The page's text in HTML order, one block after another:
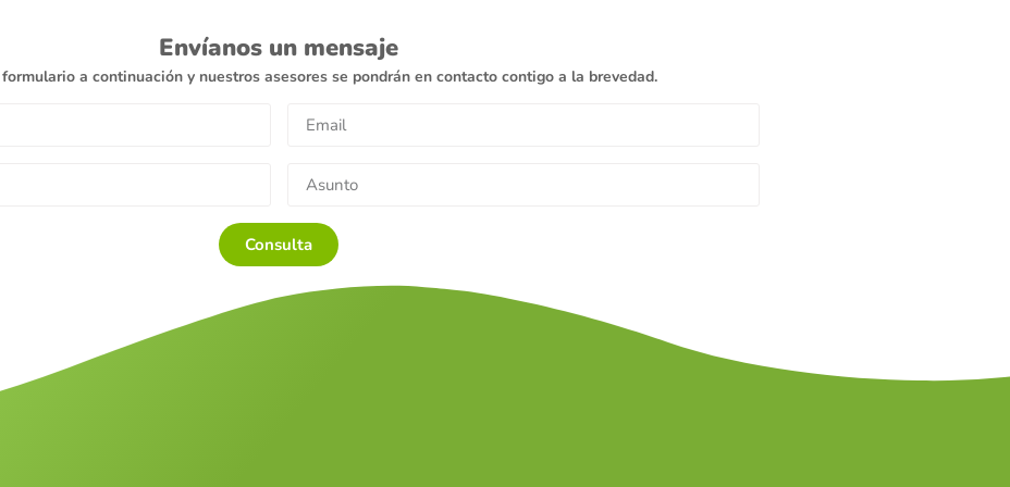
Envíanos un mensaje
a continuación y nuestros asesores se pondrán en contacto contigo a la brevedad.
Consulta